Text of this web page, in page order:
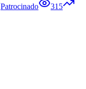
Patrocinado
315